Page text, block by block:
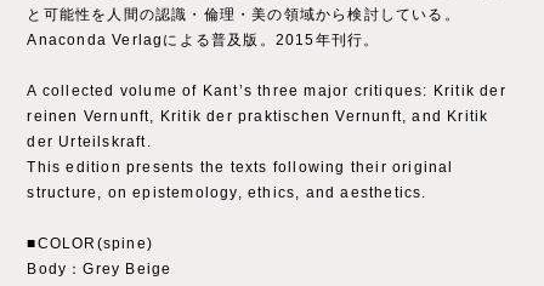
と可能性を人間の認識・倫理・美の領域から検討している。
Anaconda Verlagによる普及版。2015年刊行。
A collected volume of Kant’s three major critiques: Kritik der
reinen Vernunft, Kritik der praktischen Vernunft, and Kritik
der Urteilskraft.
This edition presents the texts following their original
structure, on epistemology, ethics, and aesthetics.
■COLOR(spine)
Body：Grey Beige